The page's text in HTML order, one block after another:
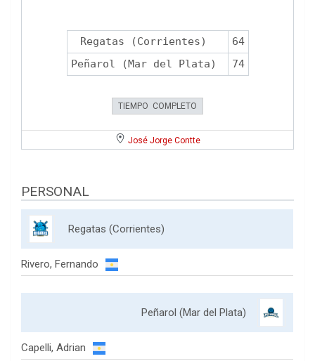
Regatas (Corrientes)
64
Peñarol (Mar del Plata)
74
TIEMPO COMPLETO
José Jorge Contte
PERSONAL
Regatas (Corrientes)
Rivero, Fernando
Peñarol (Mar del Plata)
Capelli, Adrian